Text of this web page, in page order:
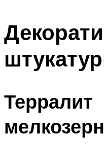
Терралит